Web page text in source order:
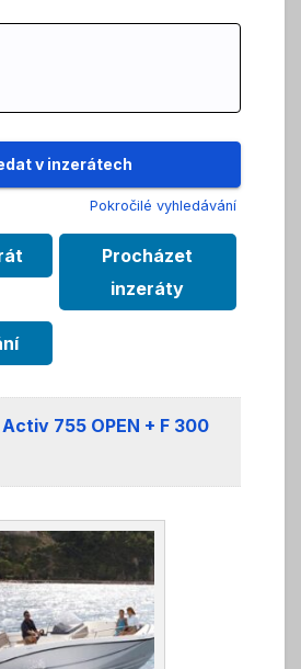
Pokročilé vyhledávání
Procházet
inzeráty
Activ 755 OPEN + F 300